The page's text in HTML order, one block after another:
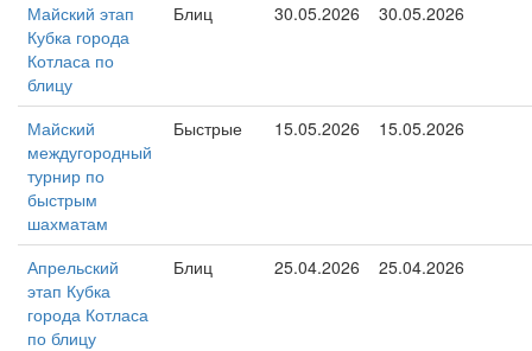
Майский этап
Кубка города
Котласа по
блицу
Блиц 30.05.2026 30.05.2026
Майский
междугородный
турнир по
быстрым
шахматам
Быстрые 15.05.2026 15.05.2026
Апрельский
этап Кубка
города Котласа
по блицу
Блиц 25.04.2026 25.04.2026